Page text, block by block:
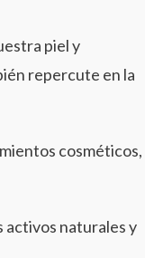
piel y
repercute en la
cosméticos,
activos naturales y